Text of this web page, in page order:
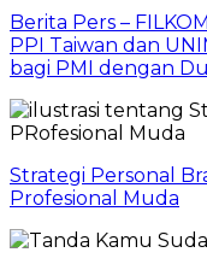
Berita Pers –
PPI Taiwan dan
bagi PMI dengan
Strategi Personal
Profesional Muda